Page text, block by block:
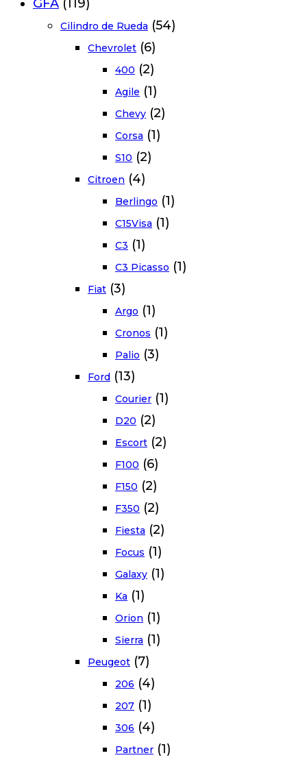
GFA (119)
Cilindro de Rueda (54)
Chevrolet (6)
400 (2)
Agile (1)
Chevy (2)
Corsa (1)
S10 (2)
Citroen (4)
Berlingo (1)
C15Visa (1)
C3 (1)
C3 Picasso (1)
Fiat (3)
Argo (1)
Cronos (1)
Palio (3)
Ford (13)
Courier (1)
D20 (2)
Escort (2)
F100 (6)
F150 (2)
F350 (2)
Fiesta (2)
Focus (1)
Galaxy (1)
Ka (1)
Orion (1)
Sierra (1)
Peugeot (7)
206 (4)
207 (1)
306 (4)
Partner (1)